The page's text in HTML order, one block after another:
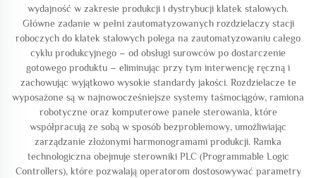
wydajność w zakresie produkcji i dystrybucji klatek stalowych.
Główne zadanie w pełni zautomatyzowanych rozdzielaczy stacji
roboczych do klatek stalowych polega na zautomatyzowaniu całego
cyklu produkcyjnego – od obsługi surowców po dostarczenie
gotowego produktu – eliminując przy tym interwencję ręczną i
zachowując wyjątkowo wysokie standardy jakości. Rozdzielacze te
wyposażone są w najnowocześniejsze systemy taśmociągów, ramiona
robotyczne oraz komputerowe panele sterowania, które
współpracują ze sobą w sposób bezproblemowy, umożliwiając
zarządzanie złożonymi harmonogramami produkcji. Ramka
technologiczna obejmuje sterowniki PLC (Programmable Logic
Controllers), które pozwalają operatorom dostosowywać parametry